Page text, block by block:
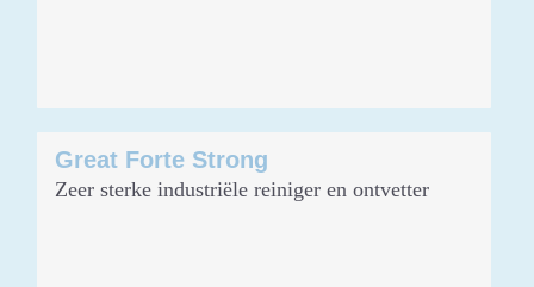
Great Forte Strong
Zeer sterke industriële reiniger en ontvetter